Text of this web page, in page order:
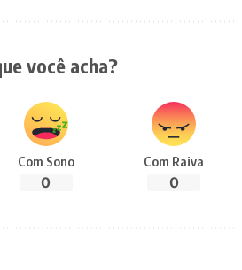
você acha?
Com Sono
0
Com Raiva
0